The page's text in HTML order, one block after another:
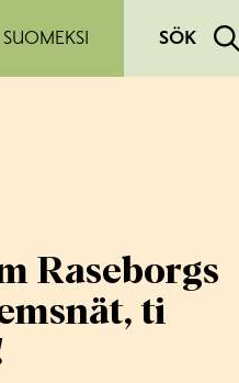
SUOMEKSI
SÖK
Raseborgs
ti